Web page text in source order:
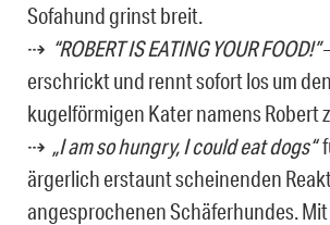
Sofahund grinst breit.
⇢ “ROBERT IS EATING YOUR FOOD!”
erschrickt und rennt sofort los um
kugelförmigen Kater namens Robert
⇢ „I am so hungry, I could eat dogs“
ärgerlich erstaunt scheinenden
angesprochenen Schäferhundes.